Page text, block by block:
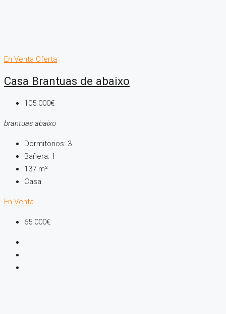
En Venta Oferta
Casa Brantuas de abaixo
105.000€
brantuas abaixo
Dormitorios: 3
Bañera: 1
137 m²
Casa
En Venta
65.000€